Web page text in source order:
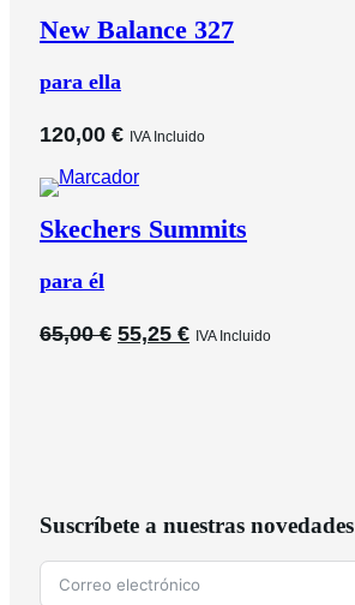
99,99 €.70,00 €.
New Balance 327
para ella
120,00 € IVA Incluido
Skechers Summits
para él
65,00€ El
55,25 €ElIVA Incluido
Suscríbete a nuestras novedades